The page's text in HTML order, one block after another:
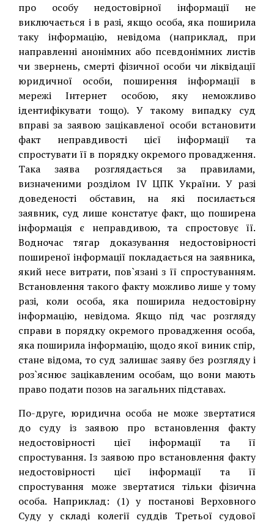
про особу недостовірної інформації не
виключається і в разі, якщо особа, яка поширила
таку інформацію, невідома (наприклад, при
направленні анонімних або псевдонімних листів
чи звернень, смерті фізичної особи чи ліквідації
юридичної особи, поширення інформації в
мережі Інтернет особою, яку неможливо
ідентифікувати тощо). У такому випадку суд
вправі за заявою зацікавленої особи встановити
факт неправдивості цієї інформації та
спростувати її в порядку окремого провадження.
Така заява розглядається за правилами,
визначеними розділом IV ЦПК України. У разі
доведеності обставин, на які посилається
заявник, суд лише констатує факт, що поширена
інформація є неправдивою, та спростовує її.
Водночас тягар доказування недостовірності
поширеної інформації покладається на заявника,
який несе витрати, пов`язані з її спростуванням.
Встановлення такого факту можливо лише у тому
разі, коли особа, яка поширила недостовірну
інформацію, невідома. Якщо під час розгляду
справи в порядку окремого провадження особа,
яка поширила інформацію, щодо якої виник спір,
стане відома, то суд залишає заяву без розгляду і
роз`яснює зацікавленим особам, що вони мають
право подати позов на загальних підставах.
По-друге, юридична особа не може звертатися
до суду із заявою про встановлення факту
недостовірності цієї інформації та її
спростування. Із заявою про встановлення факту
недостовірності цієї інформації та її
спростування може звертатися тільки фізична
особа. Наприклад: (1) у постанові Верховного
Суду у складі колегії суддів Третьої судової